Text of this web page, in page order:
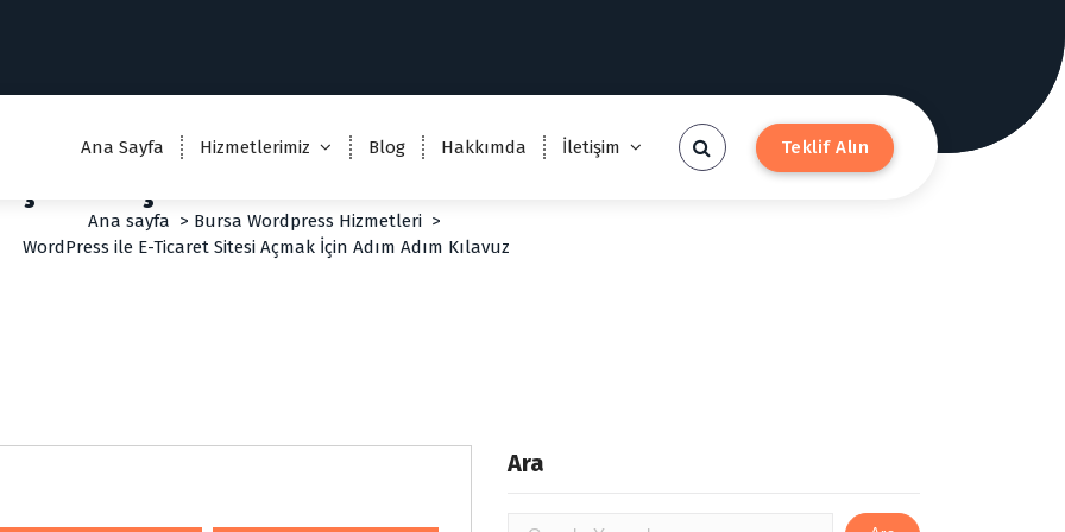
Ana Sayfa Hizmetlerimiz Blog Hakkımda İletişim Teklif Alın
WordPress ile E-Ticaret Sitesi
Ana sayfa > Bursa Wordpress Hizmetleri>
WordPress ile E-Ticaret Sitesi Açmak İçin Adım Adım Kılavuz
Ara